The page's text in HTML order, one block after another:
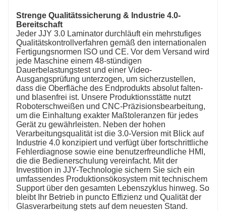
Strenge Qualitätssicherung & Industrie 4.0-
Bereitschaft
Jeder JJY 3.0 Laminator durchläuft ein mehrstufiges
Qualitätskontrollverfahren gemäß den internationalen
Fertigungsnormen ISO und CE. Vor dem Versand wird
jede Maschine einem 48-stündigen
Dauerbelastungstest und einer Video-
Ausgangsprüfung unterzogen, um sicherzustellen,
dass die Oberfläche des Endprodukts absolut falten-
und blasenfrei ist. Unsere Produktionsstätte nutzt
Roboterschweißen und CNC-Präzisionsbearbeitung,
um die Einhaltung exakter Maßtoleranzen für jedes
Gerät zu gewährleisten. Neben der hohen
Verarbeitungsqualität ist die 3.0-Version mit Blick auf
Industrie 4.0 konzipiert und verfügt über fortschrittliche
Fehlerdiagnose sowie eine benutzerfreundliche HMI,
die die Bedienerschulung vereinfacht. Mit der
Investition in JJY-Technologie sichern Sie sich ein
umfassendes Produktionsökosystem mit technischem
Support über den gesamten Lebenszyklus hinweg. So
bleibt Ihr Betrieb in puncto Effizienz und Qualität der
Glasverarbeitung stets auf dem neuesten Stand.